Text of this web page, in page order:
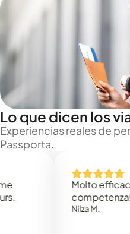
Lo que dicen los
Experiencias reales de
Passporta.
Molto efficace!
competenza!